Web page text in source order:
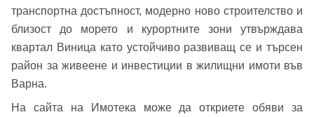
транспортна достъпност, модерно ново строителство и
близост до морето и курортните зони утвърждава
квартал Виница като устойчиво развиващ се и търсен
район за живеене и инвестиции в жилищни имоти във
Варна.
На сайта на Имотека може да откриете обяви за